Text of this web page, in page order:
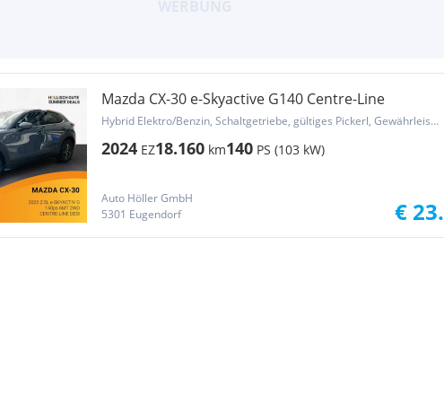
Mazda CX-30 e-Skyactive G140 Centre-Line
Hybrid Elektro/Benzin, Schaltgetriebe, gültiges Pickerl, Gewährleistung, Garantie
2024 EZ18.160 km140 PS (103 kW)
Auto Höller GmbH
5301 Eugendorf
€